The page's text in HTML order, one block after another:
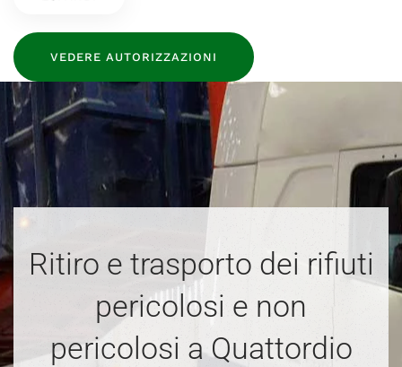
VEDERE AUTORIZZAZIONI
Ritiro e trasporto dei rifiuti
pericolosi e non
pericolosi a Quattordio